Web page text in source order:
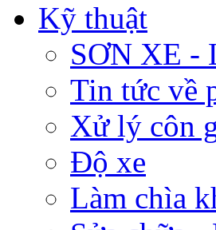
Kỹ thuật
SƠN XE -
Tin tức về
Xử lý côn
Độ xe
Làm chìa